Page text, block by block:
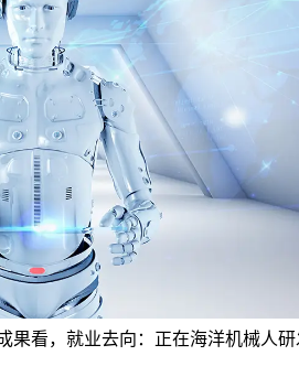
看，就业去向：正在海洋机械人